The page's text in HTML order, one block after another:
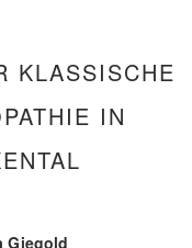
KLASSISCHE
IN
Giegold